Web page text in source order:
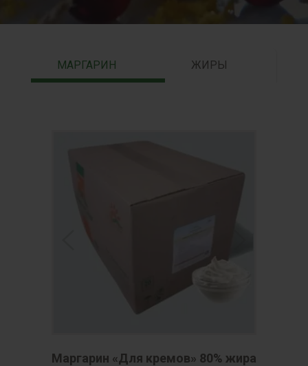
МАРГАРИН ЖИРЫ
Маргарин «Для кремов» 80% жира